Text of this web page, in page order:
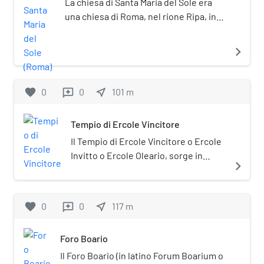
una chiesa di Roma, nel rione Ripa, in
navigate_next
favorite 0 reviews 0 near_me 101 m
Tempio di Ercole Vincitore
Il Tempio di Ercole Vincitore o Ercole
Invitto o Ercole Oleario, sorge in
Roma, poco distante dal Tempio di
causa di un'attribuzione errata, nata
talvolta ancora indicato
popolarmente come Tempio di Vesta;
navigate_next
favorite 0 reviews 0 near_me 117 m
Foro Boario
Il Foro Boario (in latino Forum Boarium o